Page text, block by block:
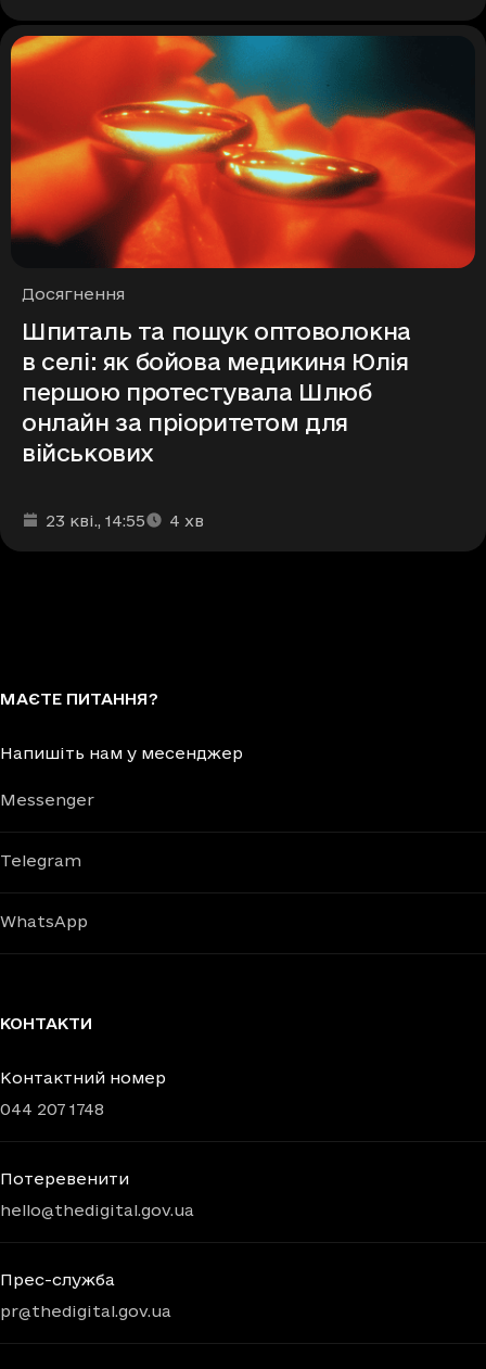
Рубрики
Досягнення
Шпиталь та пошук оптоволокна
в селі: як бойова медикиня Юлія
першою протестувала Шлюб
онлайн за пріоритетом для
військових
Дата та час публікації
23 кві., 14:55
Час читання: 4 хв
МАЄТЕ ПИТАННЯ?
Напишіть нам у месенджер
Messenger
Telegram
WhatsApp
КОНТАКТИ
Контактний номер
044 207 1748
Потеревенити
hello@thedigital.gov.ua
Прес-служба
pr@thedigital.gov.ua